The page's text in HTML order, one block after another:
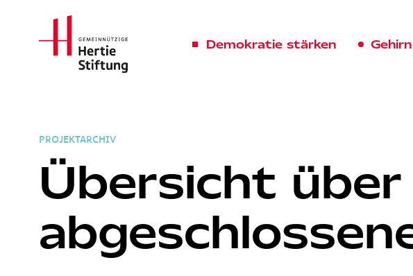
Hertie Stiftung Logo
Demokratie stärken
PROJEKTARCHIV
Übersicht über